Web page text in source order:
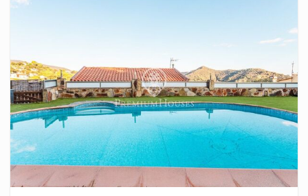
consta de un salón/ comedor con chimenea, un aseo, cocina
bonita piscina, donde se puede disfrutar de unas maravillosas
vistas y de sus atardeceres. Una escalera moderna e
iluminada con luz natural, nos conduce a la planta intermedia
donde encontramos la zona de dormitorios. Con una
habitación principal en suite, con terraza y vestidor. Otra
segunda habitación en suite y dos habitaciones dobles más,
todas ellas con armarios empotrados, y un baño completo que
les da servicio. En la planta superior encontramos la puerta
principal de acceso a la vivienda y un pequeño distribuidor con
una puerta de acceso directo al garaje de 2 plazas. Muy bien
comunicada a 10 min, en coche de la autopista y de la N-II, y